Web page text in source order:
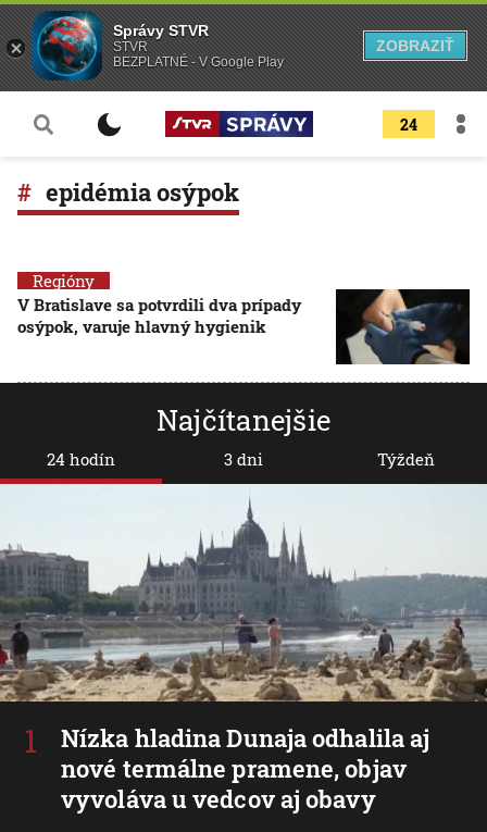
24
epidémia osýpok
Regióny
V Bratislave sa potvrdili dva prípady
osýpok, varuje hlavný hygienik
Najčítanejšie
24 hodín
Nízka hladina Dunaja odhalila aj
nové termálne pramene, objav
vyvoláva u vedcov aj obavy
3 dni Týždeň
Správy STVR
STVR
BEZPLATNÉ - V Google Play
ZOBRAZIŤ